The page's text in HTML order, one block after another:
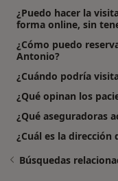
¿Puedo hacer la
forma online, sin
¿Cómo puedo
Antonio?
¿Cuándo podría
¿Qué opinan los
¿Qué aseguradoras
¿Cuál es la dirección
Búsquedas